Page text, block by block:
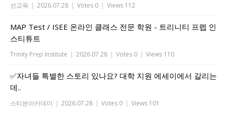
선교육 | 2026.07.28 | Votes 0 | Views 112
MAP Test / ISEE 온라인 클래스 전문 학원 - 트리니티 프렙 인
스티튜트
Trinity Prep Institute | 2026.07.28 | Votes 0 | Views 110
✅자녀들 특별한 스토리 있나요? 대학 지원 에세이에서 갈리는
데..
스티븐아카데미 | 2026.07.28 | Votes 0 | Views 101